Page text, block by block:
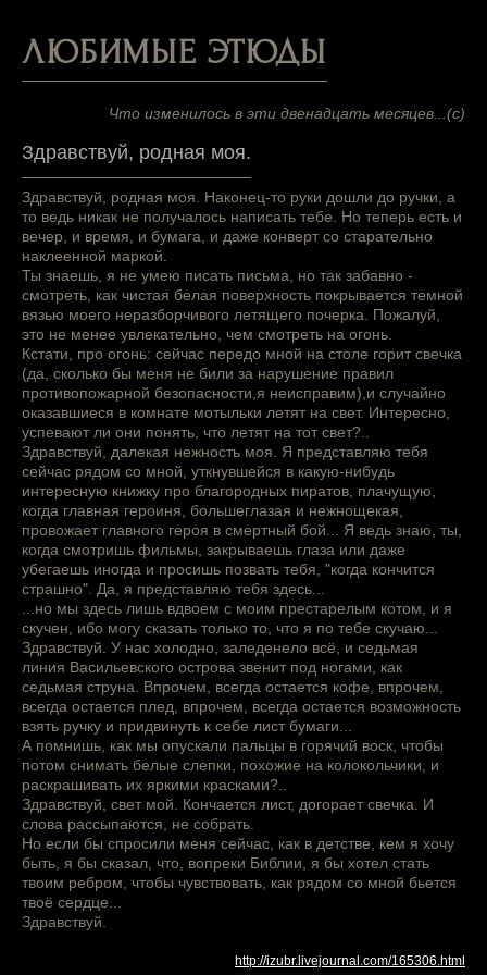
ЛЮБИМЫЕ ЭТЮДЫ
Что изменилось в эти двенадцать месяцев...(с)
Здравствуй, родная моя.
Здравствуй, родная моя. Наконец-то руки дошли до ручки, а
то ведь никак не получалось написать тебе. Но теперь есть и
вечер, и время, и бумага, и даже конверт со старательно
наклеенной маркой.
Ты знаешь, я не умею писать письма, но так забавно -
смотреть, как чистая белая поверхность покрывается темной
вязью моего неразборчивого летящего почерка. Пожалуй,
это не менее увлекательно, чем смотреть на огонь.
Кстати, про огонь: сейчас передо мной на столе горит свечка
(да, сколько бы меня не били за нарушение правил
противопожарной безопасности,я неисправим),и случайно
оказавшиеся в комнате мотыльки летят на свет. Интересно,
успевают ли они понять, что летят на тот свет?..
Здравствуй, далекая нежность моя. Я представляю тебя
сейчас рядом со мной, уткнувшейся в какую-нибудь
интересную книжку про благородных пиратов, плачущую,
когда главная героиня, большеглазая и нежнощекая,
провожает главного героя в смертный бой... Я ведь знаю, ты,
когда смотришь фильмы, закрываешь глаза или даже
убегаешь иногда и просишь позвать тебя, "когда кончится
страшно". Да, я представляю тебя здесь...
...но мы здесь лишь вдвоем с моим престарелым котом, и я
скучен, ибо могу сказать только то, что я по тебе скучаю...
Здравствуй. У нас холодно, заледенело всё, и седьмая
линия Васильевского острова звенит под ногами, как
седьмая струна. Впрочем, всегда остается кофе, впрочем,
всегда остается плед, впрочем, всегда остается возможность
взять ручку и придвинуть к себе лист бумаги...
А помнишь, как мы опускали пальцы в горячий воск, чтобы
потом снимать белые слепки, похожие на колокольчики, и
раскрашивать их яркими красками?..
Здравствуй, свет мой. Кончается лист, догорает свечка. И
слова рассыпаются, не собрать.
Но если бы спросили меня сейчас, как в детстве, кем я хочу
быть, я бы сказал, что, вопреки Библии, я бы хотел стать
твоим ребром, чтобы чувствовать, как рядом со мной бьется
твоё сердце...
Здравствуй.
http://izubr.livejournal.com/165306.html